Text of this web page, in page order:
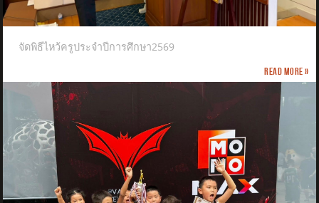
จัดพิธีไหว้ครูประจำปีการศึกษา2569
Read more »